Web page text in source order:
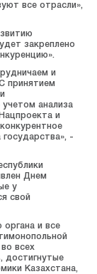
все отрасли»,
закреплено
и
принятием
анализа
и
-
Днем
у
свой
органа и все
всех
достигнутые
Казахстана,